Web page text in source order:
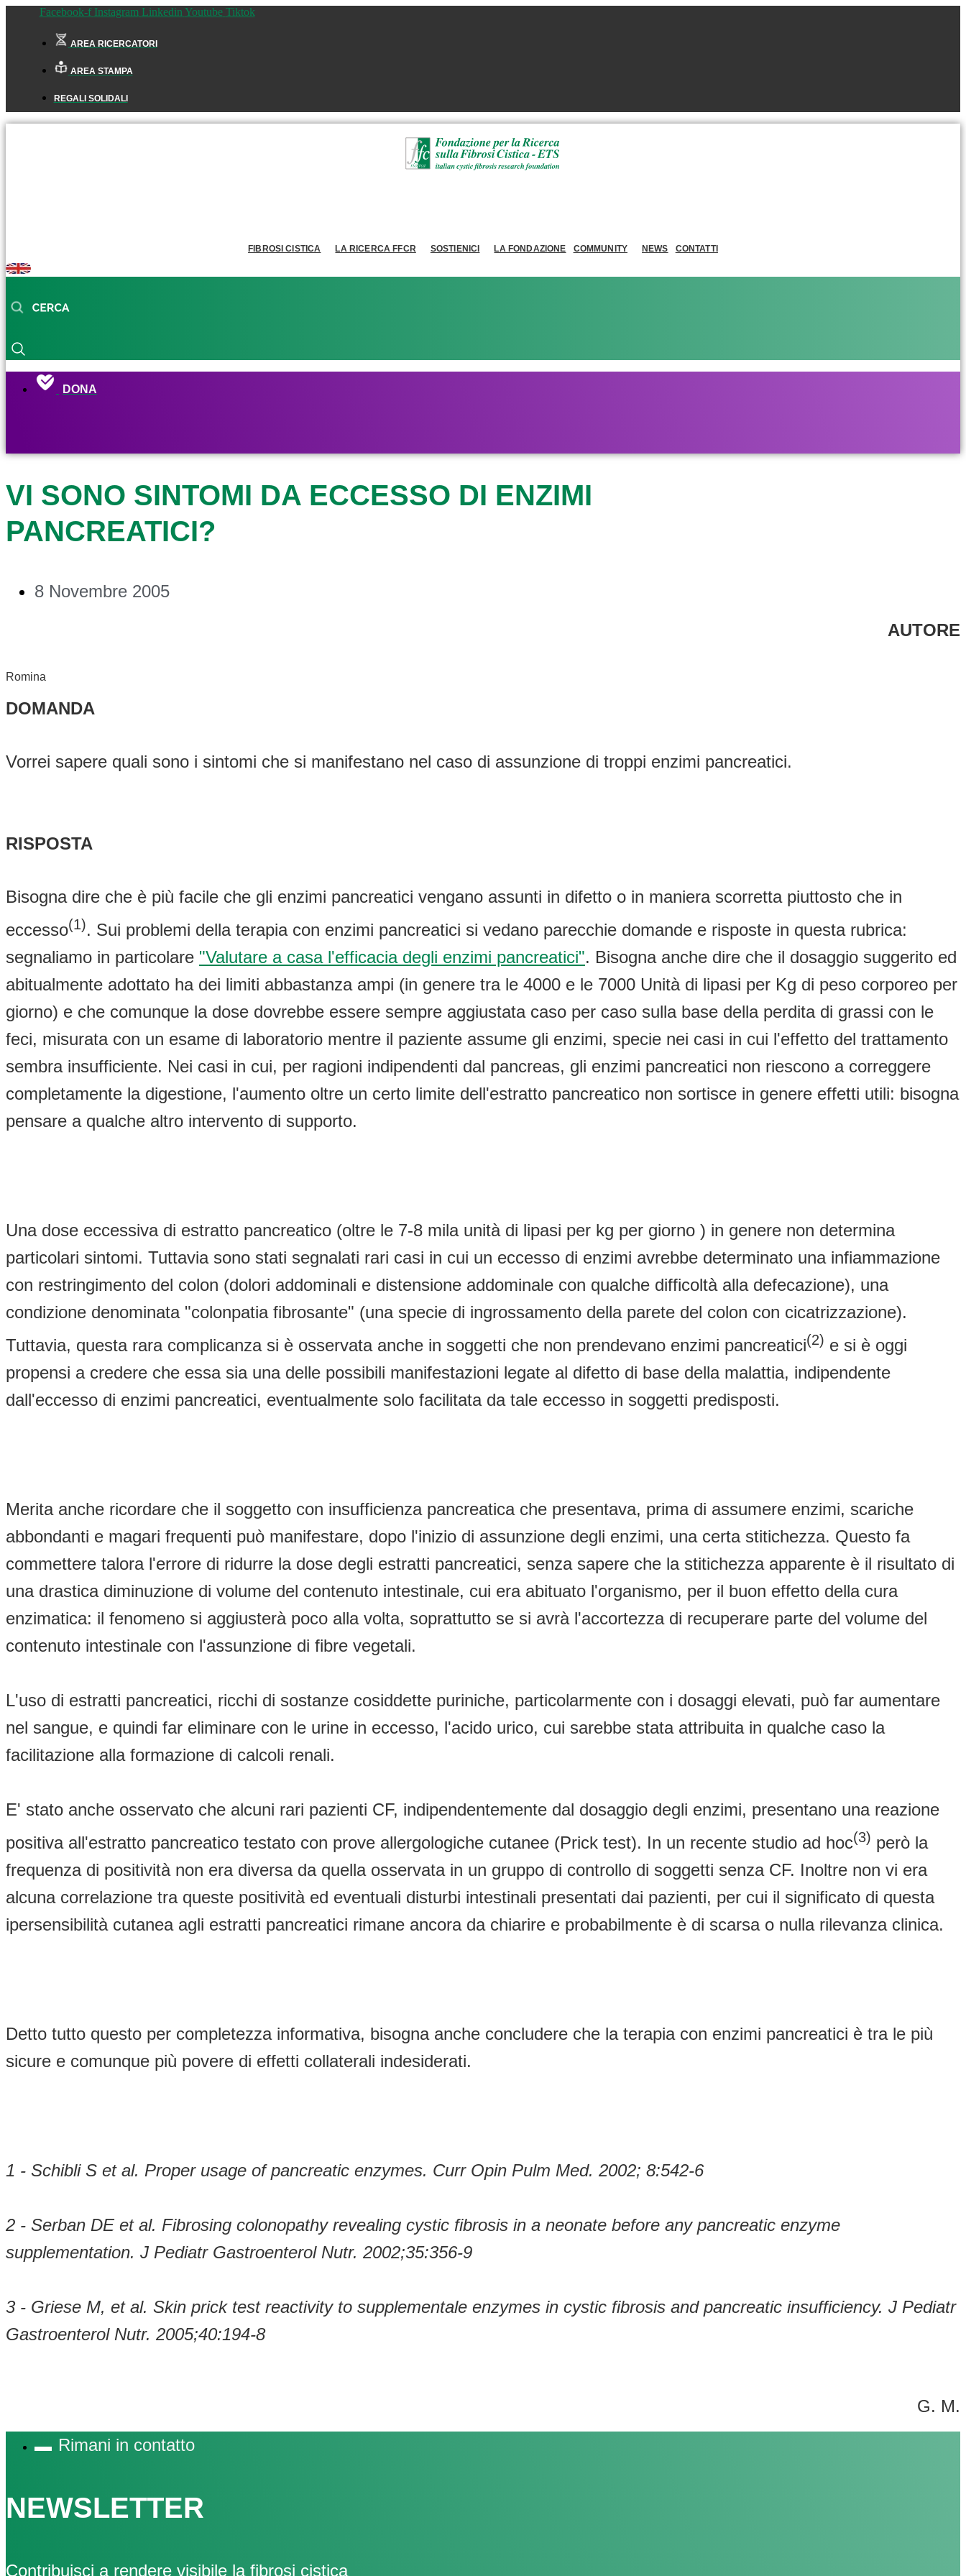
Facebook-f Instagram Linkedin Youtube Tiktok
AREA RICERCATORI
AREA STAMPA
REGALI SOLIDALI
FIBROSI CISTICA LA RICERCA FFCR SOSTIENICI LA FONDAZIONE COMMUNITY NEWS CONTATTI
DONA
VI SONO SINTOMI DA ECCESSO DI ENZIMI
PANCREATICI?
8 Novembre 2005
AUTORE
Romina
DOMANDA
Vorrei sapere quali sono i sintomi che si manifestano nel caso di assunzione di troppi enzimi pancreatici.
RISPOSTA
Bisogna dire che è più facile che gli enzimi pancreatici vengano assunti in difetto o in maniera scorretta piuttosto che in
eccesso(1). Sui problemi della terapia con enzimi pancreatici si vedano parecchie domande e risposte in questa rubrica:
segnaliamo in particolare "Valutare a casa l'efficacia degli enzimi pancreatici". Bisogna anche dire che il dosaggio suggerito ed
abitualmente adottato ha dei limiti abbastanza ampi (in genere tra le 4000 e le 7000 Unità di lipasi per Kg di peso corporeo per
giorno) e che comunque la dose dovrebbe essere sempre aggiustata caso per caso sulla base della perdita di grassi con le
feci, misurata con un esame di laboratorio mentre il paziente assume gli enzimi, specie nei casi in cui l'effetto del trattamento
sembra insufficiente. Nei casi in cui, per ragioni indipendenti dal pancreas, gli enzimi pancreatici non riescono a correggere
completamente la digestione, l'aumento oltre un certo limite dell'estratto pancreatico non sortisce in genere effetti utili: bisogna
pensare a qualche altro intervento di supporto.
Una dose eccessiva di estratto pancreatico (oltre le 7-8 mila unità di lipasi per kg per giorno ) in genere non determina
particolari sintomi. Tuttavia sono stati segnalati rari casi in cui un eccesso di enzimi avrebbe determinato una infiammazione
con restringimento del colon (dolori addominali e distensione addominale con qualche difficoltà alla defecazione), una
condizione denominata "colonpatia fibrosante" (una specie di ingrossamento della parete del colon con cicatrizzazione).
Tuttavia, questa rara complicanza si è osservata anche in soggetti che non prendevano enzimi pancreatici(2) e si è oggi
propensi a credere che essa sia una delle possibili manifestazioni legate al difetto di base della malattia, indipendente
dall'eccesso di enzimi pancreatici, eventualmente solo facilitata da tale eccesso in soggetti predisposti.
Merita anche ricordare che il soggetto con insufficienza pancreatica che presentava, prima di assumere enzimi, scariche
abbondanti e magari frequenti può manifestare, dopo l'inizio di assunzione degli enzimi, una certa stitichezza. Questo fa
commettere talora l'errore di ridurre la dose degli estratti pancreatici, senza sapere che la stitichezza apparente è il risultato di
una drastica diminuzione di volume del contenuto intestinale, cui era abituato l'organismo, per il buon effetto della cura
enzimatica: il fenomeno si aggiusterà poco alla volta, soprattutto se si avrà l'accortezza di recuperare parte del volume del
contenuto intestinale con l'assunzione di fibre vegetali.
L'uso di estratti pancreatici, ricchi di sostanze cosiddette puriniche, particolarmente con i dosaggi elevati, può far aumentare
nel sangue, e quindi far eliminare con le urine in eccesso, l'acido urico, cui sarebbe stata attribuita in qualche caso la
facilitazione alla formazione di calcoli renali.
E' stato anche osservato che alcuni rari pazienti CF, indipendentemente dal dosaggio degli enzimi, presentano una reazione
positiva all'estratto pancreatico testato con prove allergologiche cutanee (Prick test). In un recente studio ad hoc(3) però la
frequenza di positività non era diversa da quella osservata in un gruppo di controllo di soggetti senza CF. Inoltre non vi era
alcuna correlazione tra queste positività ed eventuali disturbi intestinali presentati dai pazienti, per cui il significato di questa
ipersensibilità cutanea agli estratti pancreatici rimane ancora da chiarire e probabilmente è di scarsa o nulla rilevanza clinica.
Detto tutto questo per completezza informativa, bisogna anche concludere che la terapia con enzimi pancreatici è tra le più
sicure e comunque più povere di effetti collaterali indesiderati.
1 - Schibli S et al. Proper usage of pancreatic enzymes. Curr Opin Pulm Med. 2002; 8:542-6
2 - Serban DE et al. Fibrosing colonopathy revealing cystic fibrosis in a neonate before any pancreatic enzyme
supplementation. J Pediatr Gastroenterol Nutr. 2002;35:356-9
3 - Griese M, et al. Skin prick test reactivity to supplementale enzymes in cystic fibrosis and pancreatic insufficiency. J Pediatr
Gastroenterol Nutr. 2005;40:194-8
G. M.
Rimani in contatto
NEWSLETTER
Contribuisci a rendere visibile la fibrosi cistica